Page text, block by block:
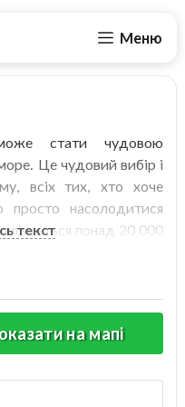
Меню
стати чудовою
Це чудовий вибір і
всіх тих, хто хоче
просто насолодитися
понад 20 000
присутнє відчуття
локацій вражає
красою, чистотою
неподалік
вони стають улюбленим
як мінімум, для
текст
на мапі